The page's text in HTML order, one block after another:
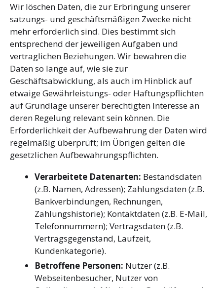
Wir löschen Daten, die zur Erbringung unserer
satzungs- und geschäftsmäßigen Zwecke nicht
mehr erforderlich sind. Dies bestimmt sich
entsprechend der jeweiligen Aufgaben und
vertraglichen Beziehungen. Wir bewahren die
Daten so lange auf, wie sie zur
Geschäftsabwicklung, als auch im Hinblick auf
etwaige Gewährleistungs- oder Haftungspflichten
auf Grundlage unserer berechtigten Interesse an
deren Regelung relevant sein können. Die
Erforderlichkeit der Aufbewahrung der Daten wird
regelmäßig überprüft; im Übrigen gelten die
gesetzlichen Aufbewahrungspflichten.
Verarbeitete Datenarten: Bestandsdaten
(z.B. Namen, Adressen); Zahlungsdaten (z.B.
Bankverbindungen, Rechnungen,
Zahlungshistorie); Kontaktdaten (z.B. E-Mail,
Telefonnummern); Vertragsdaten (z.B.
Vertragsgegenstand, Laufzeit,
Kundenkategorie).
Betroffene Personen: Nutzer (z.B.
Webseitenbesucher, Nutzer von